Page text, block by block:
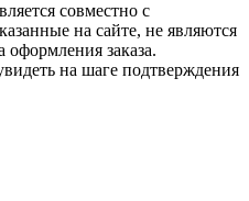
совместно с
на сайте, не являются
заказа.
на шаге подтверждения